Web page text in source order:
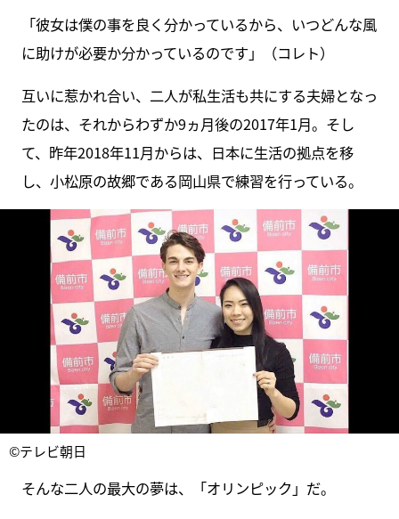
「彼女は僕の事を良く分かっているから、いつどんな風
に助けが必要か分かっているのです」（コレト）
互いに惹かれ合い、二人が私生活も共にする夫婦となっ
たのは、それからわずか9ヵ月後の2017年1月。そし
て、昨年2018年11月からは、日本に生活の拠点を移
し、小松原の故郷である岡山県で練習を行っている。
©テレビ朝日
そんな二人の最大の夢は、「オリンピック」だ。